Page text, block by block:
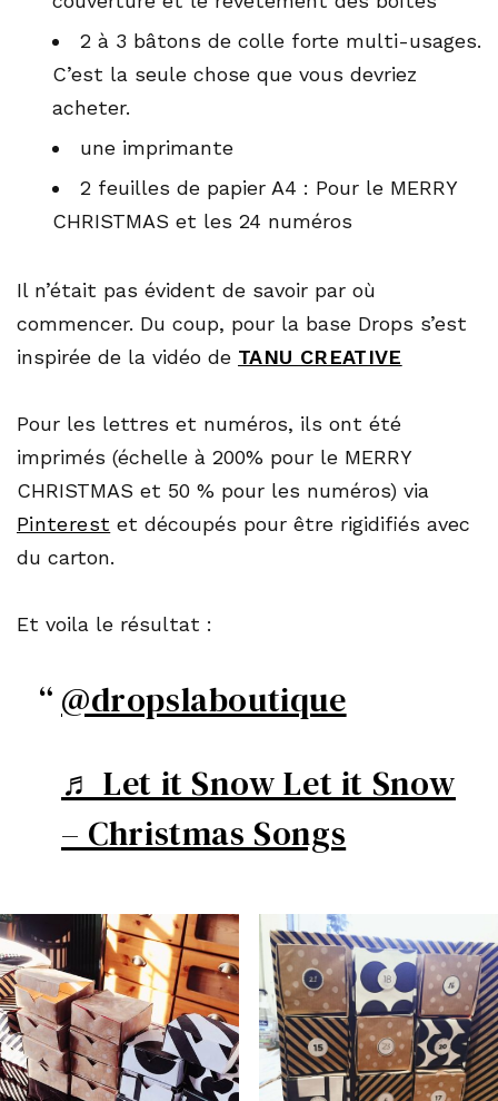
2 à 3 bâtons de colle forte multi-usages.
C’est la seule chose que vous devriez
acheter.
une imprimante
2 feuilles de papier A4 : Pour le MERRY
CHRISTMAS et les 24 numéros
Il n’était pas évident de savoir par où
commencer. Du coup, pour la base Drops s’est
inspirée de la vidéo de TANU CREATIVE
Pour les lettres et numéros, ils ont été
imprimés (échelle à 200% pour le MERRY
CHRISTMAS et 50 % pour les numéros) via
Pinterest et découpés pour être rigidifiés avec
du carton.
Et voila le résultat :
@dropslaboutique
♬ Let it Snow Let it Snow
– Christmas Songs